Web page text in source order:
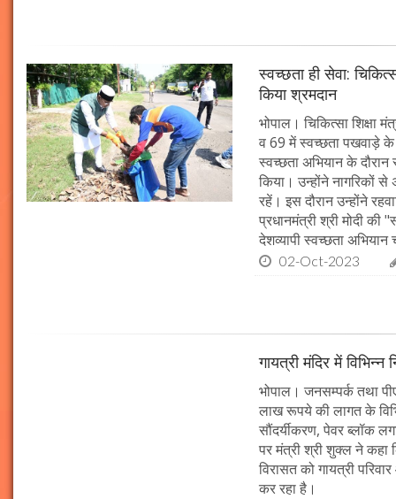
स्वच्छता ही सेवा:
किया श्रमदान
भोपाल। चिकित्सा शिक्षा
व 69 में स्वच्छता पखवाड़े के
स्वच्छता अभियान के
किया। उन्होंने नागरिकों
रहें। इस दौरान उन्होंने
प्रधानमंत्री श्री मोदी
देशव्यापी स्वच्छता अभियान
02-Oct-2023
गायत्री मंदिर में विभिन्न
भोपाल। जनसम्पर्क तथा
लाख रूपये की लागत के
सौंदर्यीकरण, पेवर ब्लॉक
पर मंत्री श्री शुक्ल ने कहा
विरासत को गायत्री
कर रहा है।